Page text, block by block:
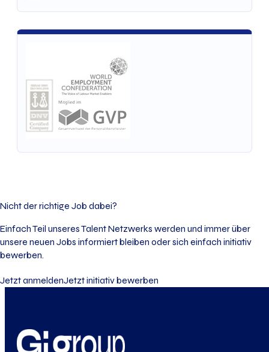
Nicht der richtige Job dabei?
Einfach Teil unseres Talent Netzwerks werden und immer über
unsere neuen Jobs informiert bleiben oder sich einfach initiativ
bewerben.
Jetzt anmeldenJetzt initiativ bewerben